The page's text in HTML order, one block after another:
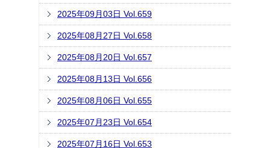
2025年09月03日 Vol.659
2025年08月27日 Vol.658
2025年08月20日 Vol.657
2025年08月13日 Vol.656
2025年08月06日 Vol.655
2025年07月23日 Vol.654
2025年07月16日 Vol.653